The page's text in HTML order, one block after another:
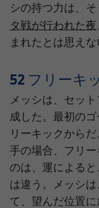
順位表
シの持つ力は、そ
タ戦が行われた夜
まれたとは思え
52 フリーキ
メッシは、セッ
成した。最初の
リーキックから
手の場合、フリ
のは、運による
は違う。メッシ
て、望んだ位置に